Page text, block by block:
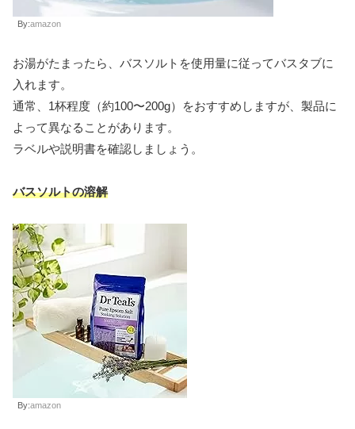
By:amazon
お湯がたまったら、バスソルトを使用量に従ってバスタブに
入れます。
通常、1杯程度（約100〜200g）をおすすめしますが、製品に
よって異なることがあります。
ラベルや説明書を確認しましょう。
バスソルトの溶解
By:amazon